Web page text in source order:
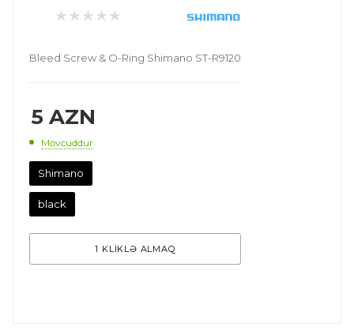
Bleed Screw & O-Ring Shimano ST-R9120
5 AZN
Mövcuddur
Shimano
black
1 KLİKLƏ ALMAQ